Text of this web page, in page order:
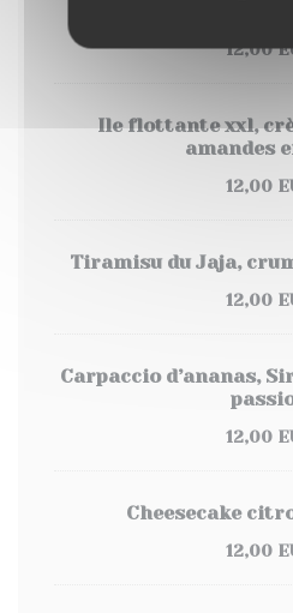
12,00
Ile flottante xxl,
amandes
12,00
Tiramisu du Jaja,
12,00
Carpaccio d’ananas,
12,00
Cheesecake
12,00